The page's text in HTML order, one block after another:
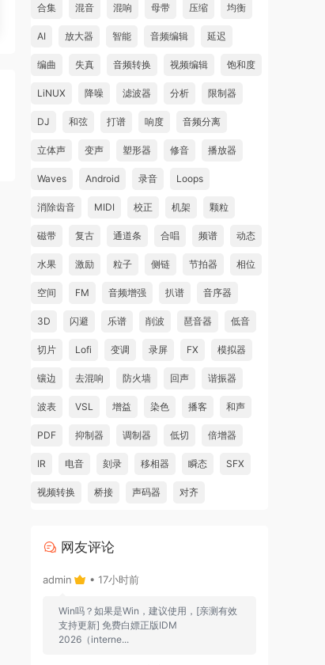
合集 混音 混响 母带 压缩 均衡
AI 放大器 智能 音频编辑 延迟
编曲 失真 音频转换 视频编辑 饱和度
LiNUX 降噪 滤波器 分析 限制器
DJ 和弦 打谱 响度 音频分离
立体声 变声 塑形器 修音 播放器
Waves Android 录音 Loops
消除齿音 MIDI 校正 机架 颗粒
磁带 复古 通道条 合唱 频谱 动态
水果 激励 粒子 侧链 节拍器 相位
空间 FM 音频增强 扒谱 音序器
3D 闪避 乐谱 削波 琶音器 低音
切片 Lofi 变调 录屏 FX 模拟器
镶边 去混响 防火墙 回声 谐振器
波表 VSL 增益 染色 播客 和声
PDF 抑制器 调制器 低切 倍增器
IR 电音 刻录 移相器 瞬态 SFX
视频转换 桥接 声码器 对齐
网友评论
admin • 17小时前
Win吗？如果是Win，建议使用，[亲测有效
支持更新] 免费白嫖正版IDM
2026（interne...